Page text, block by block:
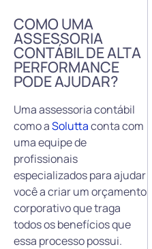
COMO UMA
ASSESSORIA
CONTÁBIL DE ALTA
PERFORMANCE
PODE AJUDAR?
Uma assessoria contábil
como aSoluttaconta com
uma equipe de
profissionais
especializados para ajudar
você a criar um orçamento
corporativo que traga
todos os benefícios que
essa processo possui.